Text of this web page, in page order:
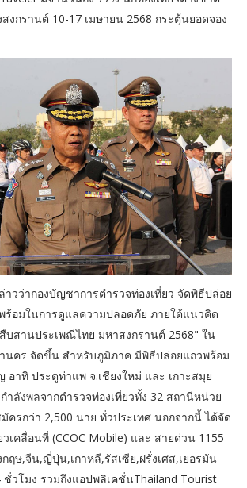
งกรานต์ 10-17 เมษายน 2568 กระตุ้นยอดจอง
าวว่ากองบัญชาการตำรวจท่องเที่ยว จัดพิธีปล่อย
ร้อมในการดูแลความปลอดภัย ภายใต้แนวคิด
บสานประเพณีไทย มหาสงกรานต์ 2568" ใน
นคร จัดขึ้น สำหรับภูมิภาค มีพิธีปล่อยแถวพร้อม
าทิ ประตูท่าแพ จ.เชียงใหม่ และ เกาะสมุย
ำลังพลจากตำรวจท่องเที่ยวทั้ง 32 สถานีหน่วย
ครกว่า 2,500 นาย ทั่วประเทศ นอกจากนี้ ได้จัด
เคลื่อนที่ (CCOC Mobile) และ สายด่วน 1155
ฤษ,จีน,ญี่ปุ่น,เกาหลี,รัสเซีย,ฝรั่งเศส,เยอรมัน
วโมง รวมถึงแอปพลิเคชั่นThailand Tourist